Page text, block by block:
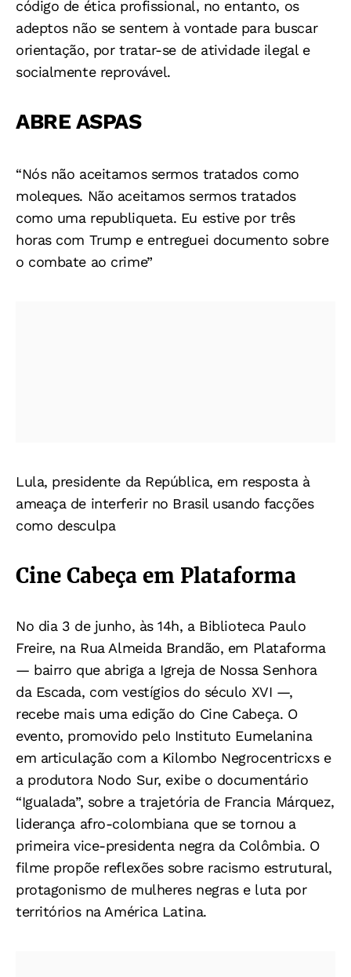
código de ética profissional, no entanto, os
adeptos não se sentem à vontade para buscar
orientação, por tratar-se de atividade ilegal e
socialmente reprovável.
ABRE ASPAS
“Nós não aceitamos sermos tratados como
moleques. Não aceitamos sermos tratados
como uma republiqueta. Eu estive por três
horas com Trump e entreguei documento sobre
o combate ao crime”
Lula, presidente da República, em resposta à
ameaça de interferir no Brasil usando facções
como desculpa
Cine Cabeça em Plataforma
No dia 3 de junho, às 14h, a Biblioteca Paulo
Freire, na Rua Almeida Brandão, em Plataforma
— bairro que abriga a Igreja de Nossa Senhora
da Escada, com vestígios do século XVI —,
recebe mais uma edição do Cine Cabeça. O
evento, promovido pelo Instituto Eumelanina
em articulação com a Kilombo Negrocentricxs e
a produtora Nodo Sur, exibe o documentário
“Igualada”, sobre a trajetória de Francia Márquez,
liderança afro-colombiana que se tornou a
primeira vice-presidenta negra da Colômbia. O
filme propõe reflexões sobre racismo estrutural,
protagonismo de mulheres negras e luta por
territórios na América Latina.